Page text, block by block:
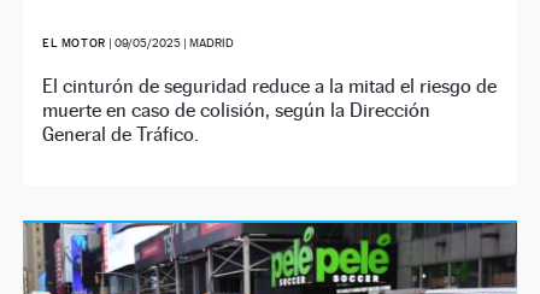
EL MOTOR | 09/05/2025| MADRID
El cinturón de seguridad reduce a la mitad el riesgo de
muerte en caso de colisión, según la Dirección
General de Tráfico.